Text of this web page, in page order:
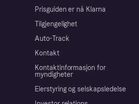
Prisguiden er nå Klarna
Tilgjengelighet
Auto-Track
Kontakt
Kontaktinformasjon for
myndigheter
Eierstyring og selskapsledelse